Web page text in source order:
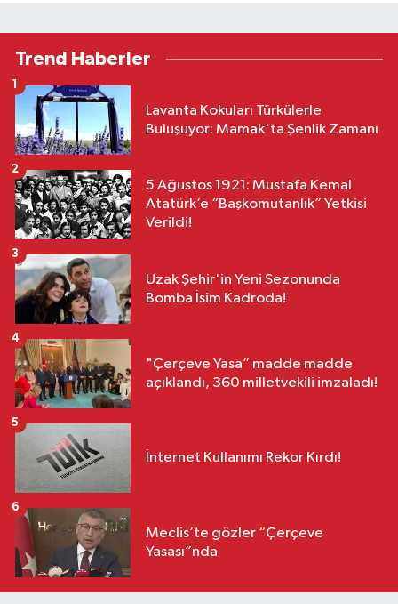
Trend Haberler
Lavanta Kokuları Türkülerle
Buluşuyor: Mamak'ta Şenlik Zamanı
1
5 Ağustos 1921: Mustafa Kemal
Atatürk’e “Başkomutanlık” Yetkisi
Verildi!
2
Uzak Şehir'in Yeni Sezonunda
Bomba İsim Kadroda!
3
"Çerçeve Yasa” madde madde
açıklandı, 360 milletvekili imzaladı!
4
İnternet Kullanımı Rekor Kırdı!
5
Meclis’te gözler “Çerçeve
Yasası”nda
6